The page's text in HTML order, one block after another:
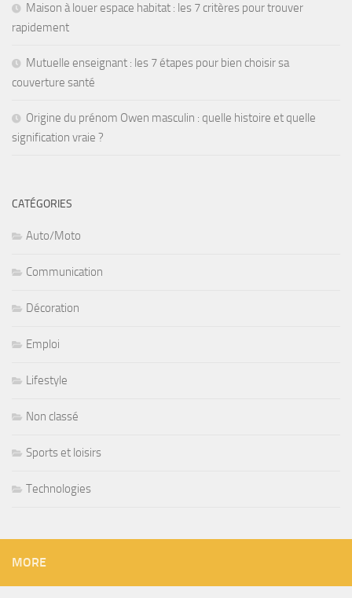
Maison à louer espace habitat : les 7 critères pour trouver
rapidement
Mutuelle enseignant : les 7 étapes pour bien choisir sa
couverture santé
Origine du prénom Owen masculin : quelle histoire et quelle
signification vraie ?
CATÉGORIES
Auto/Moto
Communication
Décoration
Emploi
Lifestyle
Non classé
Sports et loisirs
Technologies
MORE